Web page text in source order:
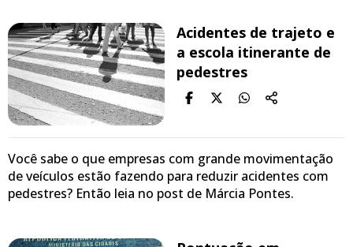
Acidentes de trajeto e
a escola itinerante de
pedestres
Você sabe o que empresas com grande movimentação
de veículos estão fazendo para reduzir acidentes com
pedestres? Então leia no post de Márcia Pontes.